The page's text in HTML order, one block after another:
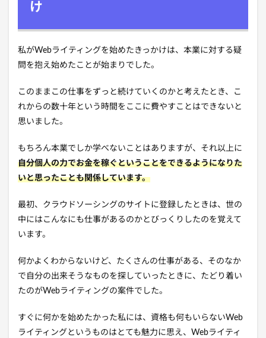
け
私がWebライティングを始めたきっかけは、本業に対する疑
問を抱え始めたことが始まりでした。
このままこの仕事をずっと続けていくのかと考えたとき、こ
れからの数十年という時間をここに費やすことはできないと
思いました。
もちろん本業でしか学べないことはありますが、それ以上に
自分個人の力でお金を稼ぐということをできるようになりた
いと思ったことも関係しています。
最初、クラウドソーシングのサイトに登録したときは、世の
中にはこんなにも仕事があるのかとびっくりしたのを覚えて
います。
何かよくわからないけど、たくさんの仕事がある、そのなか
で自分の出来そうなものを探していったときに、たどり着い
たのがWebライティングの案件でした。
すぐに何かを始めたかった私には、資格も何もいらないWeb
ライティングというものはとても魅力に思え、Webライティ